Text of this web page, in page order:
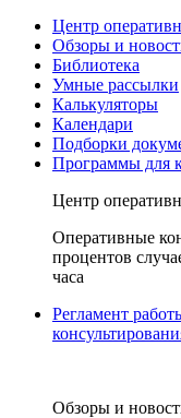
Центр
Обзоры и
Библиотека
Умные рассылки
Калькуляторы
Календари
Подборки
Программы для
Центр
Оперативные
процентов
часа
Регламент
Обзоры и